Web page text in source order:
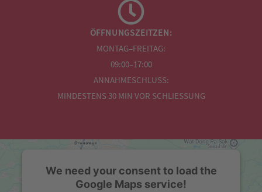
ÖFFNUNGSZEITZEN:
MONTAG–FREITAG:
09:00–17:00
ANNAHMESCHLUSS:
MINDESTENS 30 MIN VOR SCHLIESSUNG
We need your consent to load the
Google Maps service!